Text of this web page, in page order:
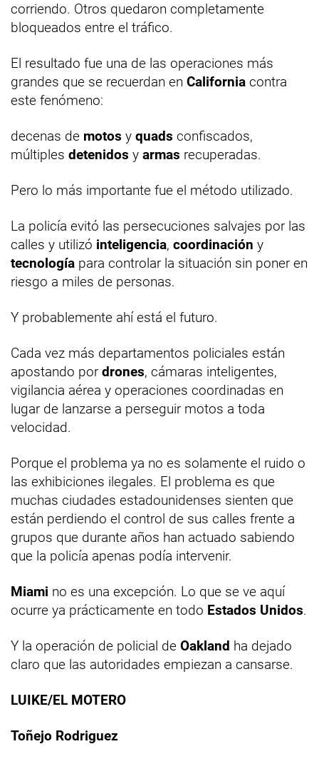
corriendo. Otros quedaron completamente
bloqueados entre el tráfico.
El resultado fue una de las operaciones más
grandes que se recuerdan en California contra
este fenómeno:
decenas de motos y quads confiscados,
múltiples detenidos y armas recuperadas.
Pero lo más importante fue el método utilizado.
La policía evitó las persecuciones salvajes por las
calles y utilizó inteligencia, coordinación y
tecnología para controlar la situación sin poner en
riesgo a miles de personas.
Y probablemente ahí está el futuro.
Cada vez más departamentos policiales están
apostando por drones, cámaras inteligentes,
vigilancia aérea y operaciones coordinadas en
lugar de lanzarse a perseguir motos a toda
velocidad.
Porque el problema ya no es solamente el ruido o
las exhibiciones ilegales. El problema es que
muchas ciudades estadounidenses sienten que
están perdiendo el control de sus calles frente a
grupos que durante años han actuado sabiendo
que la policía apenas podía intervenir.
Miami no es una excepción. Lo que se ve aquí
ocurre ya prácticamente en todo Estados Unidos.
Y la operación de policial de Oakland ha dejado
claro que las autoridades empiezan a cansarse.
LUIKE/EL MOTERO
Toñejo Rodriguez